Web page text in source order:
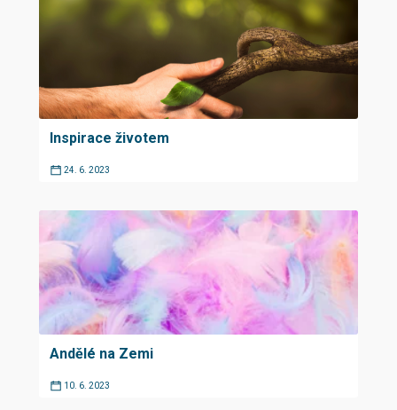
Inspirace životem
24. 6. 2023
Andělé na Zemi
10. 6. 2023